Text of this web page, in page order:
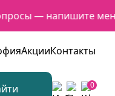
— напишите
АкцииКонтакты
0